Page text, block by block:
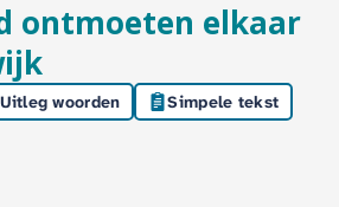
ontmoeten elkaar
Uitleg woorden Simpele tekst